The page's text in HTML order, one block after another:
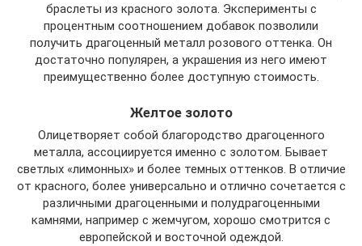
браслеты из красного золота. Эксперименты с
процентным соотношением добавок позволили
получить драгоценный металл розового оттенка. Он
достаточно популярен, а украшения из него имеют
преимущественно более доступную стоимость.
Желтое золото
Олицетворяет собой благородство драгоценного
металла, ассоциируется именно с золотом. Бывает
светлых «лимонных» и более темных оттенков. В отличие
от красного, более универсально и отлично сочетается с
различными драгоценными и полудрагоценными
камнями, например с жемчугом, хорошо смотрится с
европейской и восточной одеждой.